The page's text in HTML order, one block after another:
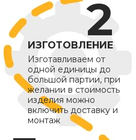
ИЗГОТОВЛЕНИЕ
Изготавливаем от
одной единицы до
большой партии, при
желании в стоимость
изделия можно
включить доставку и
монтаж